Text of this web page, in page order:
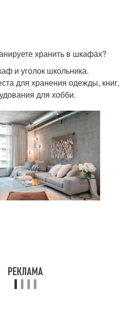
хранить в шкафах?
и уголок школьника.
для хранения одежды, книг,
для хобби.